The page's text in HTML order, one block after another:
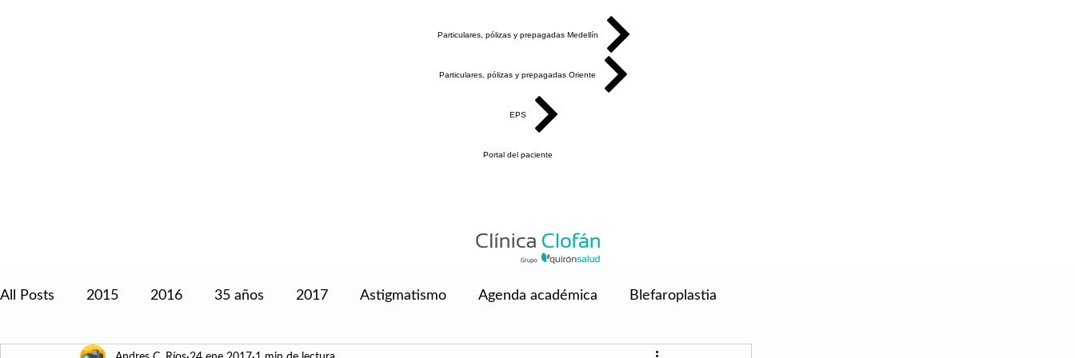
Particulares, pólizas y prepagadas Medellín
Particulares, pólizas y prepagadas Oriente
EPS
Portal del paciente
All Posts 2015 2016 35 años 2017 Astigmatismo Agenda académica Blefaroplastia